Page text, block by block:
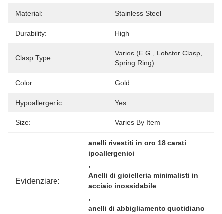
Material: Stainless Steel
Durability: High
Clasp Type:
Varies (e.g., Lobster Clasp,
Spring Ring)
Color: Gold
Hypoallergenic: Yes
Size: Varies By Item
Evidenziare:
anelli rivestiti in oro 18 carati
ipoallergenici
,
Anelli di gioielleria minimalisti in
acciaio inossidabile
,
anelli di abbigliamento quotidiano